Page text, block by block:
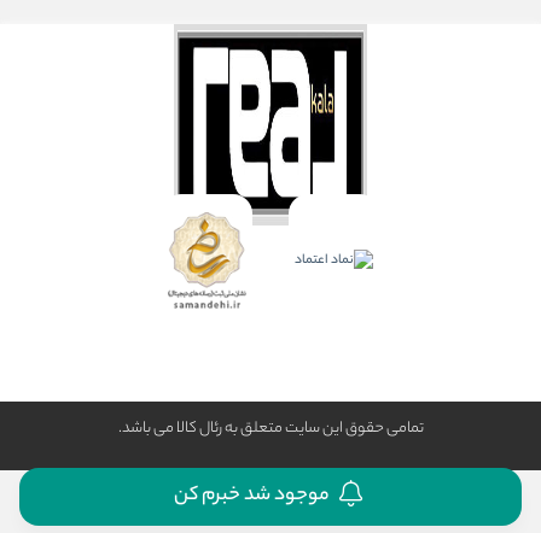
تمامی حقوق این سایت متعلق به رئال كالا می باشد.